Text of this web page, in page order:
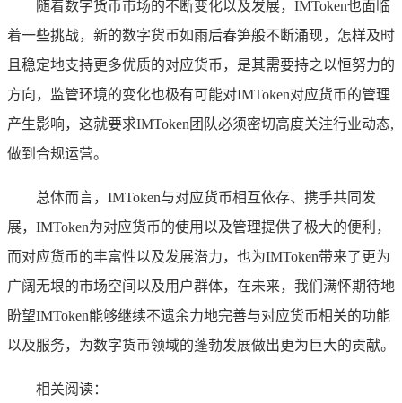
随着数字货币市场的不断变化以及发展，IMToken也面临
着一些挑战，新的数字货币如雨后春笋般不断涌现，怎样及时
且稳定地支持更多优质的对应货币，是其需要持之以恒努力的
方向，监管环境的变化也极有可能对IMToken对应货币的管理
产生影响，这就要求IMToken团队必须密切高度关注行业动态,
做到合规运营。
总体而言，IMToken与对应货币相互依存、携手共同发
展，IMToken为对应货币的使用以及管理提供了极大的便利，
而对应货币的丰富性以及发展潜力，也为IMToken带来了更为
广阔无垠的市场空间以及用户群体，在未来，我们满怀期待地
盼望IMToken能够继续不遗余力地完善与对应货币相关的功能
以及服务，为数字货币领域的蓬勃发展做出更为巨大的贡献。
相关阅读：